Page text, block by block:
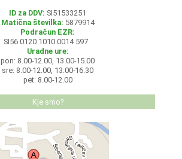
ID za DDV: SI51533251
Matična številka: 5879914
Podračun EZR:
SI56 0120 1010 0014 597
Uradne ure:
pon: 8.00-12.00, 13.00-15.00
sre: 8.00-12.00, 13.00-16.30
pet: 8.00-12.00
Kje smo?